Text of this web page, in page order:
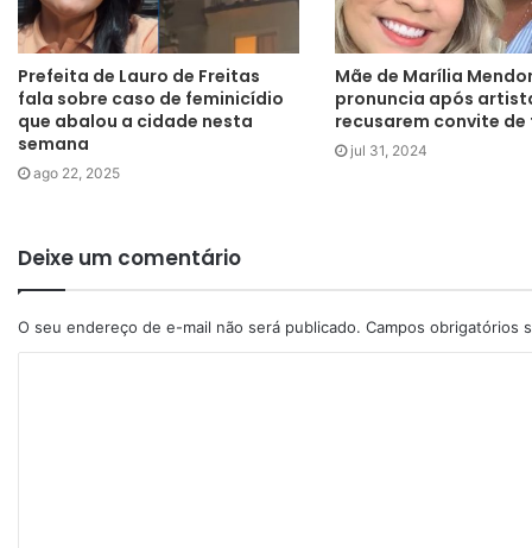
Prefeita de Lauro de Freitas
fala sobre caso de feminicídio
que abalou a cidade nesta
semana
ago 22, 2025
Mãe de Marília
pronuncia após
recusarem convite
jul 31, 2024
Deixe um comentário
O seu endereço de e-mail não será publicado. Campos obrigatórios